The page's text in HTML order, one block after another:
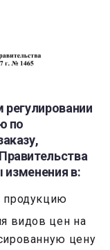
по
изменения в:
продукцию
видов цен на
цену